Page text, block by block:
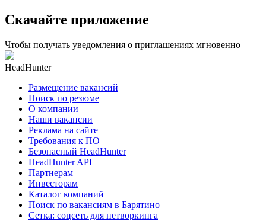
Скачайте приложение
Чтобы получать уведомления о приглашениях мгновенно
HeadHunter
Размещение вакансий
Поиск по резюме
О компании
Наши вакансии
Реклама на сайте
Требования к ПО
Безопасный HeadHunter
HeadHunter API
Партнерам
Инвесторам
Каталог компаний
Поиск по вакансиям в Барятино
Сетка: соцсеть для нетворкинга